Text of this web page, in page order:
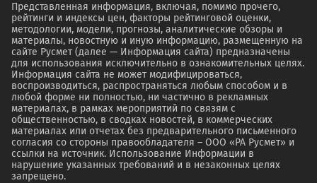
Представленная информация, включая, помимо прочего,
рейтинги и индексы цен, факторы рейтинговой оценки,
методологии, модели, прогнозы, аналитические обзоры и
материалы, новостную и иную информацию, размещенную на
сайте Русмет (далее — Информация сайта) предназначены
для использования исключительно в ознакомительных целях.
Информация сайта не может модифицироваться,
воспроизводиться, распространяться любым способом и в
любой форме ни полностью, ни частично в рекламных
материалах, в рамках мероприятий по связям с
общественностью, в сводках новостей, в коммерческих
материалах или отчетах без предварительного письменного
согласия со стороны правообладателя – ООО «РА Русмет» и
ссылки на источник. Использование Информации в
нарушение указанных требований и в незаконных целях
запрещено.